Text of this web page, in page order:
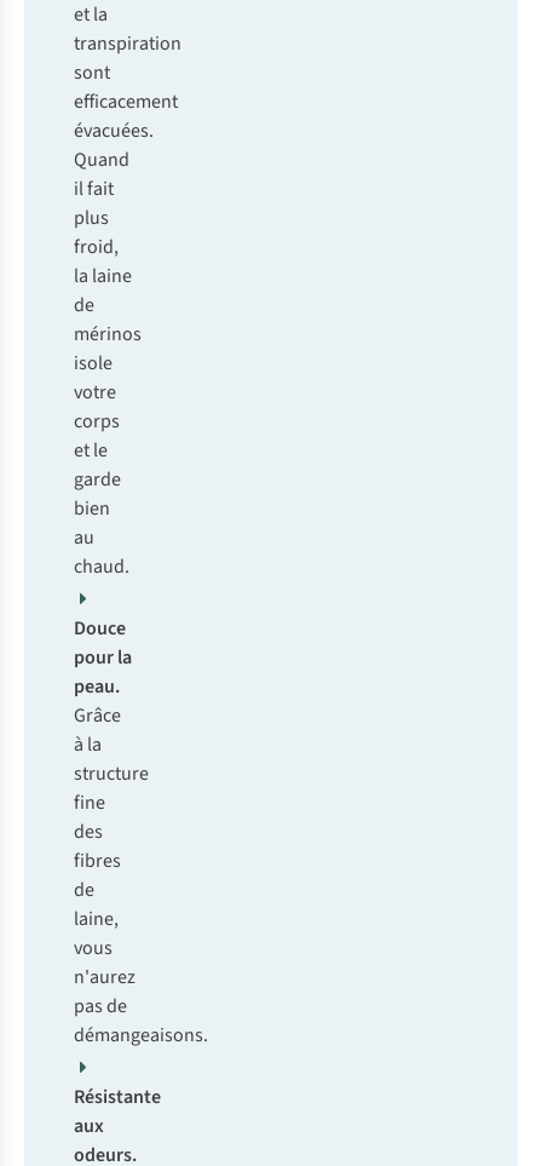
et la
transpiration
sont
efficacement
évacuées.
Quand
il fait
plus
froid,
la laine
de
mérinos
isole
votre
corps
et le
garde
bien
au
chaud.
Douce
pour la
peau.
Grâce
à la
structure
fine
des
fibres
de
laine,
vous
n'aurez
pas de
démangeaisons.
Résistante
aux
odeurs.